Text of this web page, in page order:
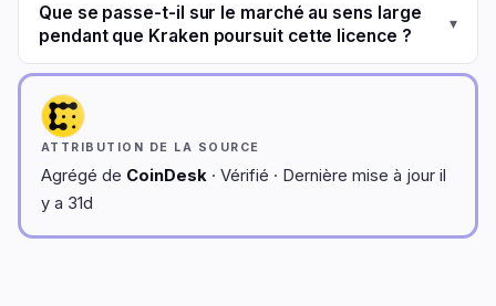
Que se passe-t-il sur le marché au sens large
pendant que Kraken poursuit cette licence ?
▾
ATTRIBUTION DE LA SOURCE
Agrégé de CoinDesk · Vérifié · Dernière mise à jour il
y a 31d